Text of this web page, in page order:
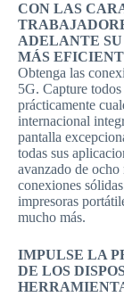
CON LAS
ADELANTE
MÁS
Obtenga las
5G. Capture
prácticamente
internacional
pantalla
todas sus
avanzado de
conexiones
impresoras
mucho más.
IMPULSE LA
DE LOS